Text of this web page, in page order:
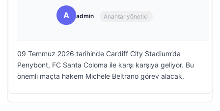
A admin Anahtar yönetici
09 Temmuz 2026 tarihinde Cardiff City Stadium’da
Penybont, FC Santa Coloma ile karşı karşıya geliyor. Bu
önemli maçta hakem Michele Beltrano görev alacak.